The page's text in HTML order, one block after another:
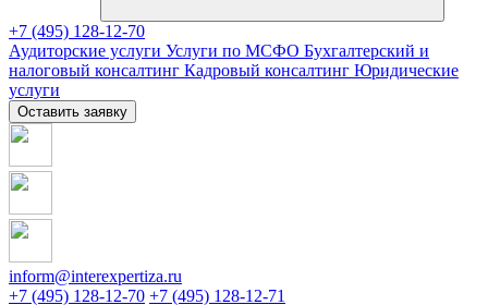
+7 (495) 128-12-70
Аудиторские услуги Услуги по МСФО Бухгалтерский и
налоговый консалтинг Кадровый консалтинг Юридические
услуги
Оставить заявку
inform@interexpertiza.ru
+7 (495) 128-12-70 +7 (495) 128-12-71